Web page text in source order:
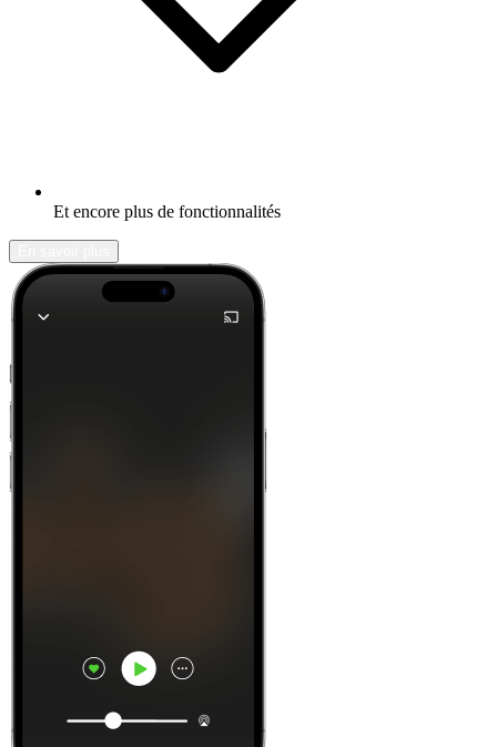
Et encore plus de fonctionnalités